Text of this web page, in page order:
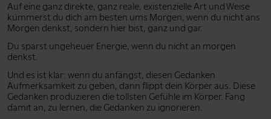
Auf eine ganz direkte, ganz reale, existenzielle Art und Weise
kümmerst du dich am besten ums Morgen, wenn du nicht ans
Morgen denkst, sondern hier bist, ganz und gar.
Du sparst ungeheuer Energie, wenn du nicht an morgen
denkst.
Und es ist klar: wenn du anfängst, diesen Gedanken
Aufmerksamkeit zu geben, dann flippt dein Körper aus. Diese
Gedanken produzieren die tollsten Gefühle im Körper. Fang
damit an, zu lernen, die Gedanken zu ignorieren.